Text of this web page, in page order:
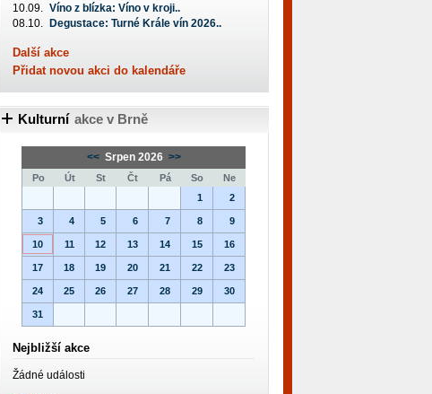
10.09. Víno z blízka: Víno v kroji..
08.10.
Degustace: Turné Krále vín 2026..
Další akce
Přidat novou akci do kalendáře
Kulturní akce v Brně
<< Srpen 2026 >>
Po Út St Čt Pá So
Ne
1
2
3 4 5 6 7 8 9
10 11 12 13 14 15 16
17 18 19 20 21 22 23
24 25 26 27 28 29 30
31
Nejbližší akce
Žádné události